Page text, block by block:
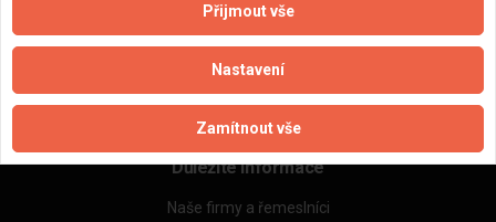
Důležité informace
Naše firmy a řemeslníci
Přijmout vše
Nastavení
Zamítnout vše